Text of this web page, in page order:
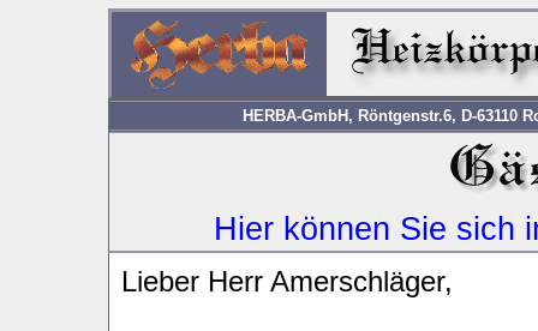
HERBA-GmbH, Röntgenstr.6, D-63110
Hier können Sie sich
Lieber Herr Amerschläger,